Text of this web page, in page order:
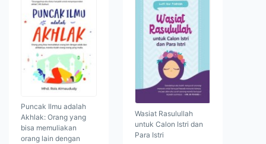
Puncak Ilmu adalah
Akhlak: Orang yang
bisa memuliakan
orang lain dengan
Wasiat Rasulullah
untuk Calon Istri dan
Para Istri